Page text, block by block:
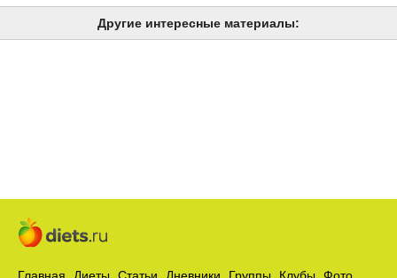
Другие интересные материалы: